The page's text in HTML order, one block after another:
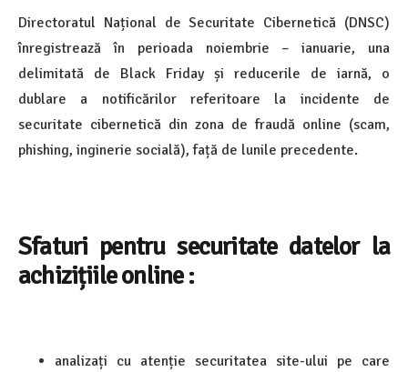
Directoratul Național de Securitate Cibernetică (DNSC)
înregistrează în perioada noiembrie – ianuarie, una
delimitată de Black Friday și reducerile de iarnă, o
dublare a notificărilor referitoare la incidente de
securitate cibernetică din zona de fraudă online (scam,
phishing, inginerie socială), față de lunile precedente.
Sfaturi pentru securitate datelor la
achizițiile online :
analizați cu atenție securitatea site-ului pe care